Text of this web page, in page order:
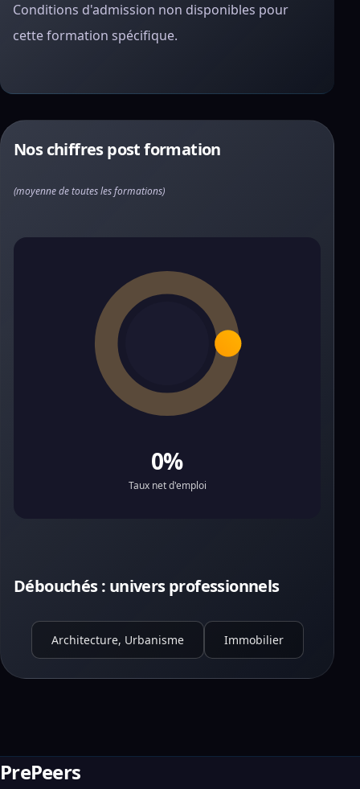
Conditions d'admission non disponibles pour
cette formation spécifique.
Nos chiffres post formation
(moyenne de toutes les formations)
0%
Taux net d'emploi
Débouchés : univers professionnels
Architecture, Urbanisme Immobilier
PrePeers